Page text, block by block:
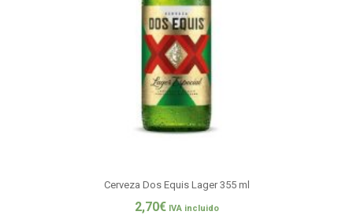
Cerveza Dos Equis Lager 355 ml
2,70€ IVA incluido